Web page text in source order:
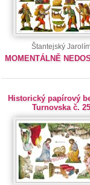
Štantejský
MOMENTÁLNĚ
Historický papírový
Turnovska č.